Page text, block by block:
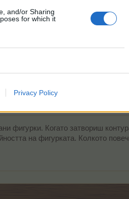
and/or Sharing
for which it
Privacy Policy
точки
фигурки. Когато затвориш
на фигурката. Колкото